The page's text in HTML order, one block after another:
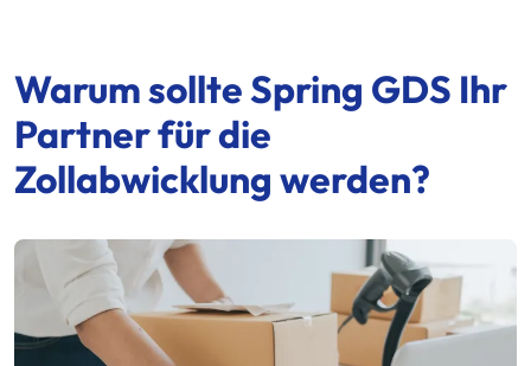
Warum sollteSpring GDS Ihr
Partner für die
Zollabwicklung werden?